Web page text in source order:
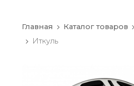
Главная Каталог товаров
Иткуль